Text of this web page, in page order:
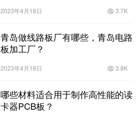
2023年4月18日 3.7K
青岛做线路板厂有哪些，青岛电路
板加工厂？
2023年4月18日 3.8K
哪些材料适合用于制作高性能的读
卡器PCB板？